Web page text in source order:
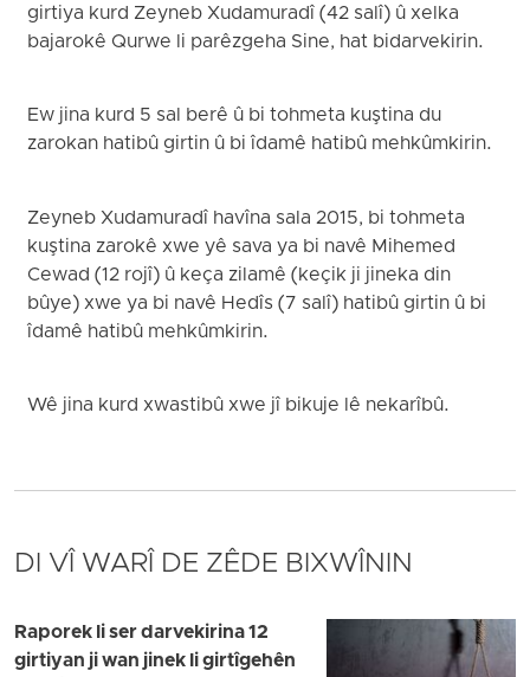
girtiya kurd Zeyneb Xudamuradî (42 salî) û xelka
bajarokê Qurwe li parêzgeha Sine, hat bidarvekirin.
Ew jina kurd 5 sal berê û bi tohmeta kuştina du
zarokan hatibû girtin û bi îdamê hatibû mehkûmkirin.
Zeyneb Xudamuradî havîna sala 2015, bi tohmeta
kuştina zarokê xwe yê sava ya bi navê Mihemed
Cewad (12 rojî) û keça zilamê (keçik ji jineka din
bûye) xwe ya bi navê Hedîs (7 salî) hatibû girtin û bi
îdamê hatibû mehkûmkirin.
Wê jina kurd xwastibû xwe jî bikuje lê nekarîbû.
DI VÎ WARÎ DE ZÊDE BIXWÎNIN
Raporek li ser darvekirina 12
girtiyan ji wan jinek li girtîgehên